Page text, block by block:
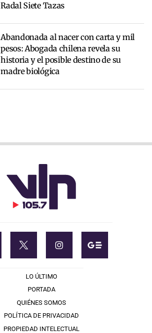
Radal Siete Tazas
Abandonada al nacer con carta y mil
pesos: Abogada chilena revela su
historia y el posible destino de su
madre biológica
LO ÚLTIMO
PORTADA
QUIÉNES SOMOS
POLÍTICA DE PRIVACIDAD
PROPIEDAD INTELECTUAL